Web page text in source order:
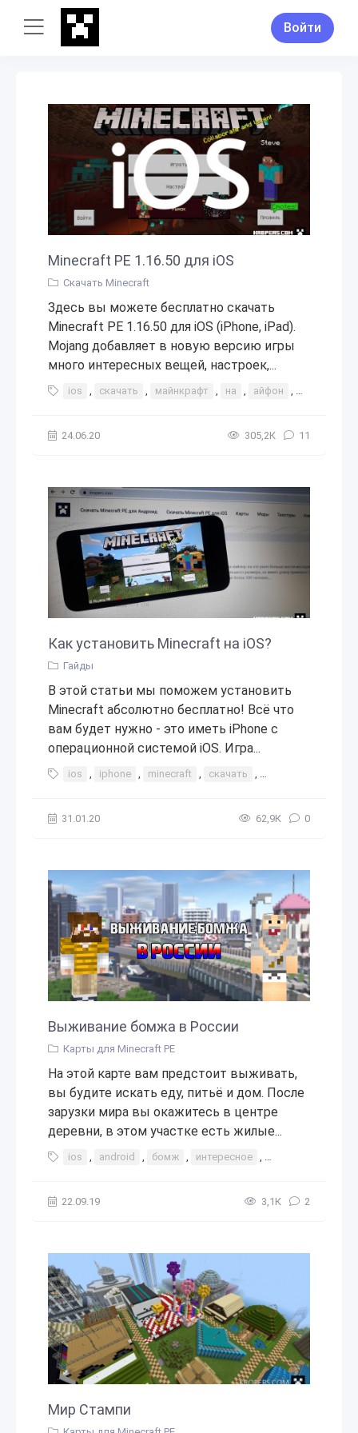
Войти
Minecraft PE 1.16.50 для iOS
Скачать Minecraft
Здесь вы можете бесплатно скачать
Minecraft PE 1.16.50 для iOS (iPhone, iPad).
Mojang добавляет в новую версию игры
много интересных вещей, настроек,...
ios , скачать , майнкрафт , на , айфон , iphone
24.06.20 305,2К 11
Как установить Minecraft на iOS?
Гайды
В этой статьи мы поможем установить
Minecraft абсолютно бесплатно! Всё что
вам будет нужно - это иметь iPhone с
операционной системой iOS. Игра...
ios , iphone , minecraft , скачать , установить
31.01.20 62,9К 0
Выживание бомжа в России
Карты для Minecraft PE
На этой карте вам предстоит выживать,
вы будите искать еду, питьё и дом. После
зарузки мира вы окажитесь в центре
деревни, в этом участке есть жилые...
ios , android , бомж , интересное , выживание
22.09.19 3,1К 2
Мир Стампи